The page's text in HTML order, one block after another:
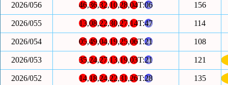
2026/056 46,36,32,10,28,04T:06 156
2026/055 13,08,22,30,27,14T:47 114
2026/054 05,49,04,19,25,06T:21 108
2026/053 35,24,27,13,19,03T:21 121
2026/052 14,18,24,22,31,26T:28 135